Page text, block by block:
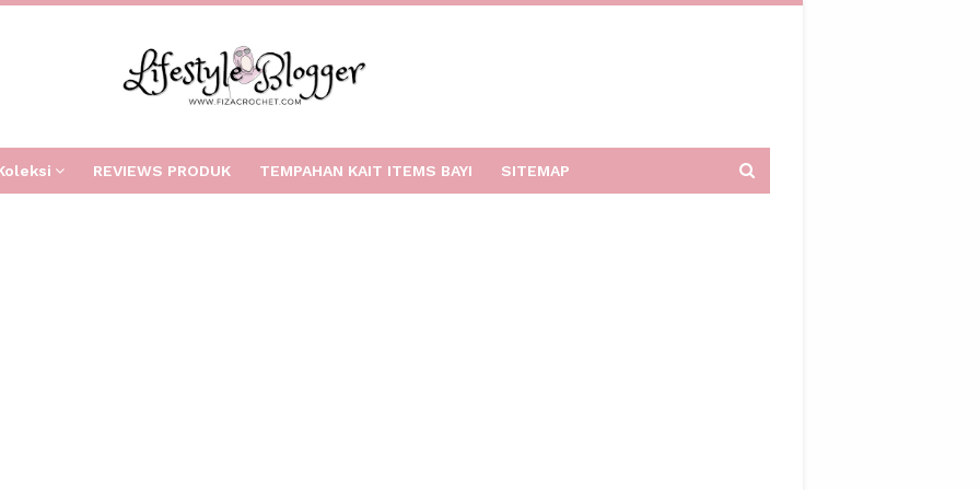
REVIEWS PRODUK TEMPAHAN KAIT ITEMS BAYI SITEMAP